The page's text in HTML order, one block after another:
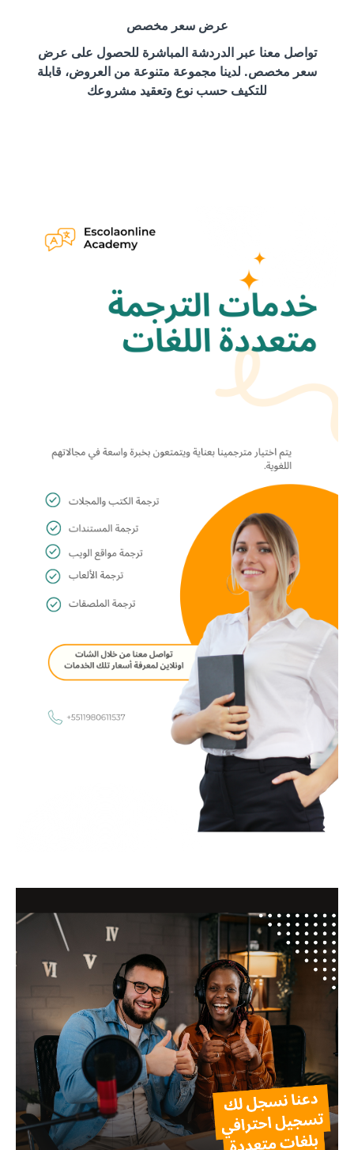
عرض سعر مخصص
تواصل معنا عبر الدردشة المباشرة للحصول على عرض
سعر مخصص. لدينا مجموعة متنوعة من العروض، قابلة
للتكيف حسب نوع وتعقيد مشروعك